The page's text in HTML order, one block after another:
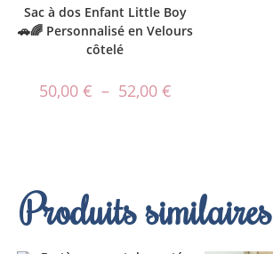
Sac à dos Enfant Little Boy
🚗🌈 Personnalisé en Velours
côtelé
50,00 € – 52,00 €
Produits similaires